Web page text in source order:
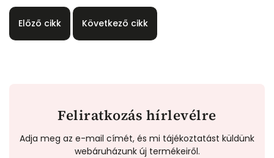
Előző cikk Következő cikk
Feliratkozás hírlevélre
Adja meg az e-mail címét, és mi tájékoztatást küldünk
webáruházunk új termékeiről.